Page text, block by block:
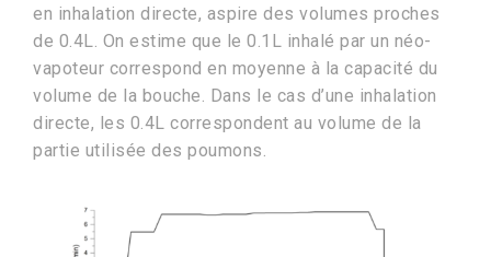
en inhalation directe, aspire des volumes proches
de 0.4L. On estime que le 0.1L inhalé par un néo-
vapoteur correspond en moyenne à la capacité du
volume de la bouche. Dans le cas d’une inhalation
directe, les 0.4L correspondent au volume de la
partie utilisée des poumons.